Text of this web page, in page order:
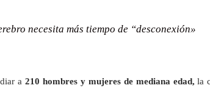
necesita más tiempo de “desconexión»
a 210 hombres y mujeres de mediana edad, la